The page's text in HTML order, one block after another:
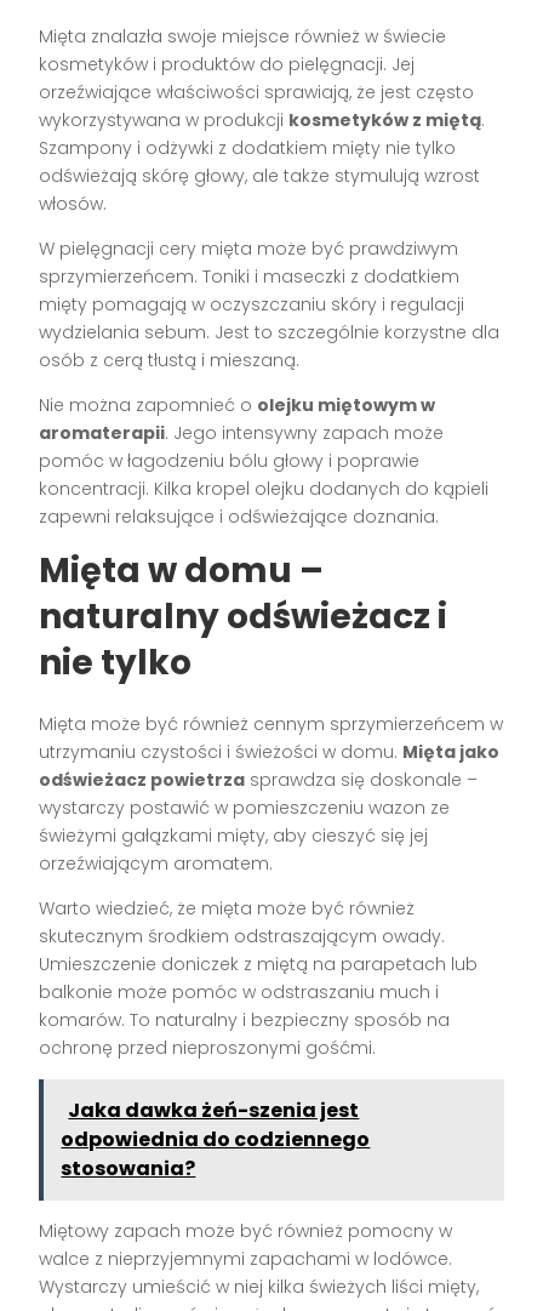
Mięta znalazła swoje miejsce również w świecie
kosmetyków i produktów do pielęgnacji. Jej
orzeźwiające właściwości sprawiają, że jest często
wykorzystywana w produkcji kosmetyków z miętą.
Szampony i odżywki z dodatkiem mięty nie tylko
odświeżają skórę głowy, ale także stymulują wzrost
włosów.
W pielęgnacji cery mięta może być prawdziwym
sprzymierzeńcem. Toniki i maseczki z dodatkiem
mięty pomagają w oczyszczaniu skóry i regulacji
wydzielania sebum. Jest to szczególnie korzystne dla
osób z cerą tłustą i mieszaną.
Nie można zapomnieć o olejku miętowym w
aromaterapii. Jego intensywny zapach może
pomóc w łagodzeniu bólu głowy i poprawie
koncentracji. Kilka kropel olejku dodanych do kąpieli
zapewni relaksujące i odświeżające doznania.
Mięta w domu –
naturalny odświeżacz i
nie tylko
Mięta może być również cennym sprzymierzeńcem w
utrzymaniu czystości i świeżości w domu. Mięta jako
odświeżacz powietrza sprawdza się doskonale –
wystarczy postawić w pomieszczeniu wazon ze
świeżymi gałązkami mięty, aby cieszyć się jej
orzeźwiającym aromatem.
Warto wiedzieć, że mięta może być również
skutecznym środkiem odstraszającym owady.
Umieszczenie doniczek z miętą na parapetach lub
balkonie może pomóc w odstraszaniu much i
komarów. To naturalny i bezpieczny sposób na
ochronę przed nieproszonymi gośćmi.
Jaka dawka żeń-szenia jest
odpowiednia do codziennego
stosowania?
Miętowy zapach może być również pomocny w
walce z nieprzyjemnymi zapachami w lodówce.
Wystarczy umieścić w niej kilka świeżych liści mięty,